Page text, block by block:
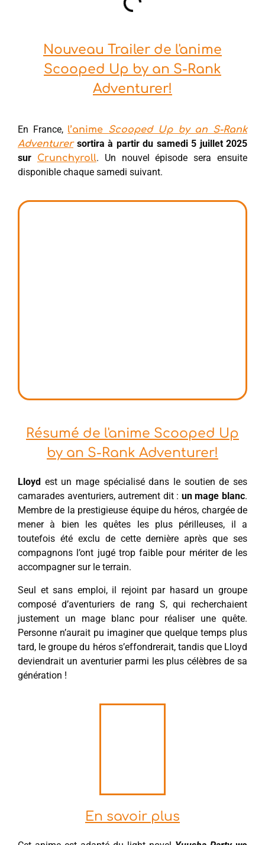
Nouveau Trailer de l'anime
Scooped Up by an S-Rank
Adventurer!
En France, l’anime Scooped Up by an S-Rank
Adventurersortira à partir du samedi 5 juillet 2025
sur Crunchyroll. Un nouvel épisode sera ensuite
disponible chaque samedi suivant.
Résumé de l'anime Scooped Up
by an S-Rank Adventurer!
Lloyd est un mage spécialisé dans le soutien de ses
camarades aventuriers, autrement dit : un mage blanc.
Membre de la prestigieuse équipe du héros, chargée de
mener à bien les quêtes les plus périlleuses, il a
toutefois été exclu de cette dernière après que ses
compagnons l’ont jugé trop faible pour mériter de les
accompagner sur le terrain.
Seul et sans emploi, il rejoint par hasard un groupe
composé d’aventuriers de rang S, qui recherchaient
justement un mage blanc pour réaliser une quête.
Personne n’aurait pu imaginer que quelque temps plus
tard, le groupe du héros s’effondrerait, tandis que Lloyd
deviendrait un aventurier parmi les plus célèbres de sa
génération !
En savoir plus